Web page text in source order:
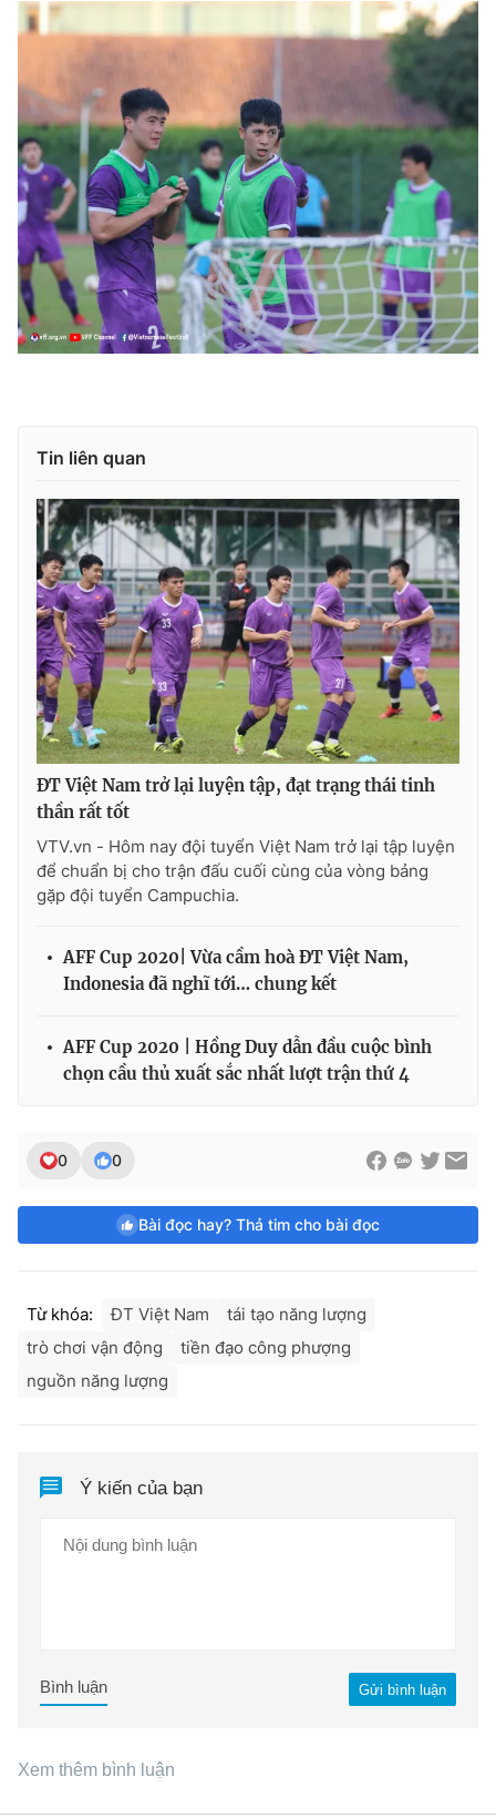
Tin liên quan
ĐT Việt Nam trở lại luyện tập, đạt trạng thái tinh
thần rất tốt
VTV.vn - Hôm nay đội tuyển Việt Nam trở lại tập luyện
để chuẩn bị cho trận đấu cuối cùng của vòng bảng
gặp đội tuyển Campuchia.
AFF Cup 2020| Vừa cầm hoà ĐT Việt Nam,
Indonesia đã nghĩ tới… chung kết
AFF Cup 2020 | Hồng Duy dẫn đầu cuộc bình
chọn cầu thủ xuất sắc nhất lượt trận thứ 4
0 0
Bài đọc hay? Thả tim cho bài đọc
Từ khóa: ĐT Việt Nam
tái tạo năng lượng
trò chơi vận động
tiền đạo công phượng
nguồn năng lượng
Ý kiến của bạn
Gửi bình luận
Bình luận
Xem thêm bình luận